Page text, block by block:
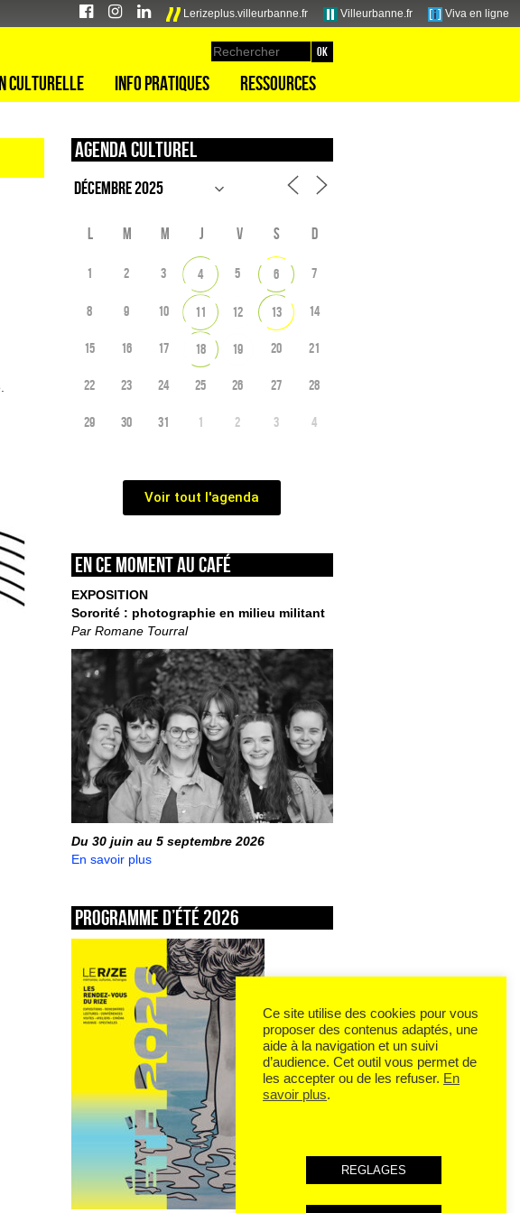
Lerizeplus.villeurbanne.fr Villeurbanne.fr Viva en ligne
culturelle Info pratiques Ressources
Agenda culturel
L M M J V S D
1 2 3 4 5 6 7
8 9 10 11 12 13 14
15 16 17 18 19 20 21
22 23 24 25 26 27 28
29 30 31 1 2 3 4
Voir tout l'agenda
En ce moment au café
EXPOSITION
Sororité : photographie en milieu militant
Par Romane Tourral
Du 30 juin au 5 septembre 2026
En savoir plus
Programme d’été 2026
Ce site utilise des cookies pour vous
proposer des contenus adaptés, une
aide à la navigation et un suivi
d’audience. Cet outil vous permet de
les accepter ou de les refuser. En
savoir plus.
REGLAGES